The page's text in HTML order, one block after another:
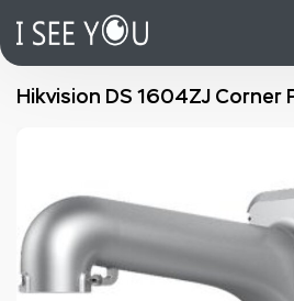
Hikvision DS 1604ZJ Corner